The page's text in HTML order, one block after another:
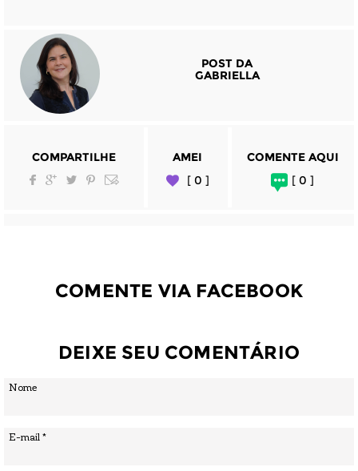
POST DA
GABRIELLA
COMPARTILHE
AMEI
[ 0 ]
COMENTE AQUI
[ 0 ]
COMENTE VIA FACEBOOK
DEIXE SEU COMENTÁRIO